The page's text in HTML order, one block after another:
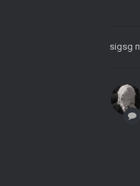
sigsg